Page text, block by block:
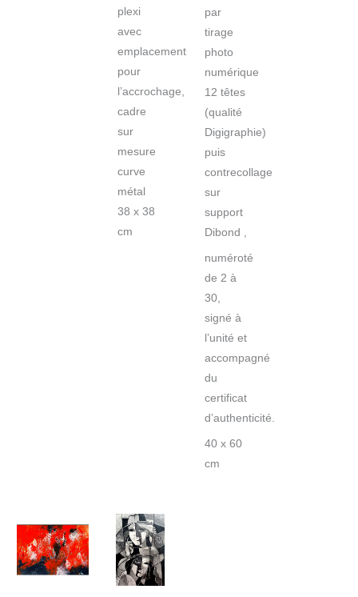
plexi
avec
emplacement
pour
l’accrochage,
cadre
sur
mesure
curve
métal
38 x 38
cm
par
tirage
photo
numérique
12 têtes
(qualité
Digigraphie)
puis
contrecollage
sur
support
Dibond ,
numéroté
de 2 à
30,
signé à
l’unité et
accompagné
du
certificat
d’authenticité.
40 x 60
cm